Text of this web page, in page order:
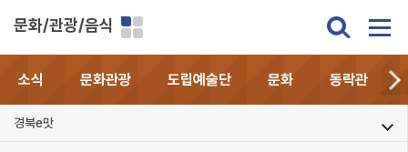
문화/관광/음식
소식 문화관광 도립예술단 문화 동락관
경북e맛